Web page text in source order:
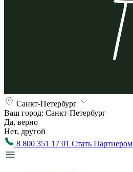
Санкт-Петербург
Ваш город: Санкт-Петербург
Да, верно
Нет, другой
8 800 351 17 01 Стать Партнером